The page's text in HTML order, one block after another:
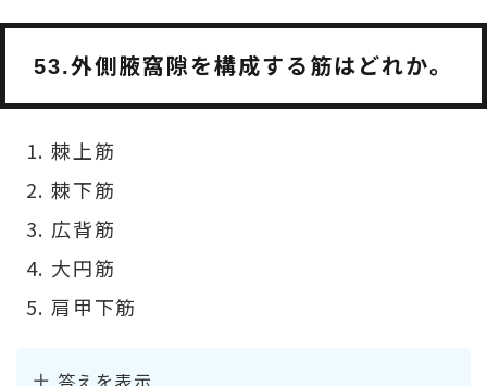
53.外側腋窩隙を構成する筋はどれか。
棘上筋
棘下筋
広背筋
大円筋
肩甲下筋
答えを表示